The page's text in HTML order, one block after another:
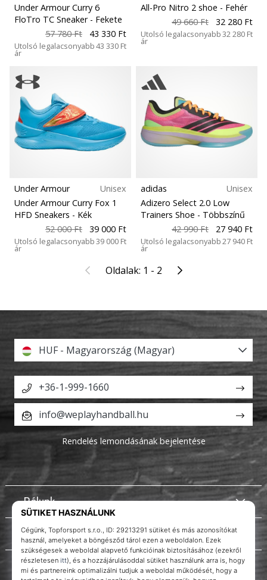
Under Armour Curry 6
FloTro TC Sneaker - Fekete
57 780 Ft
43 330 Ft
Utolsó legalacsonyabb
ár
43 330 Ft
All-Pro Nitro 2 shoe - Fehér
49 660 Ft
32 280 Ft
Utolsó legalacsonyabb
ár
32 280 Ft
Under Armour
Unisex
Under Armour Curry Fox 1
HFD Sneakers - Kék
52 000 Ft
39 000 Ft
Utolsó legalacsonyabb
ár
39 000 Ft
adidas
Unisex
Adizero Select 2.0 Low
Trainers Shoe - Többszínű
42 990 Ft
27 940 Ft
Utolsó legalacsonyabb
ár
27 940 Ft
ElőzőOldalak: 1 - 2 Következő
Rólunk
Ügyfélszolgálat
HUF - Magyarország (Magyar)
+36-1-999-1660
info@weplayhandball.hu
Rendelés lemondásának bejelentése